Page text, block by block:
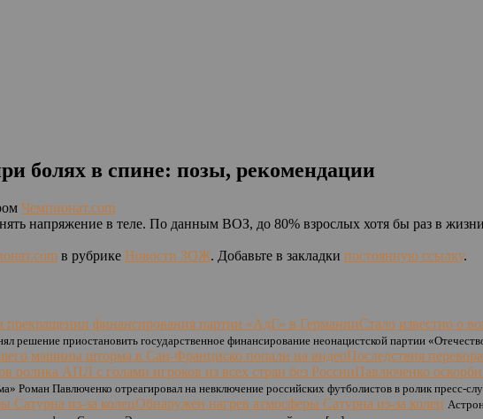
болях в спине: позы, рекомендации
Чемпионат.com
напряжение в теле. По данным ВОЗ, до 80% взрослых хотя бы раз в
в рубрике Новости ЗОЖ. Добавьте в закладки постоянную ссылку.
Стало известно о
решение приостановить государственное финансирование неонацистской партии
Последствия
Павлюченко
Роман Павлюченко отреагировал на невключение российских футболистов в ролик
Обнаружен нагрев атмосферы Сатурна из-за колец